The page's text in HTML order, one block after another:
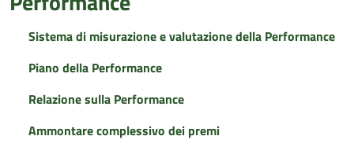
Sistema di misurazione e valutazione della Performance
Piano della Performance
Relazione sulla Performance
Ammontare complessivo dei premi